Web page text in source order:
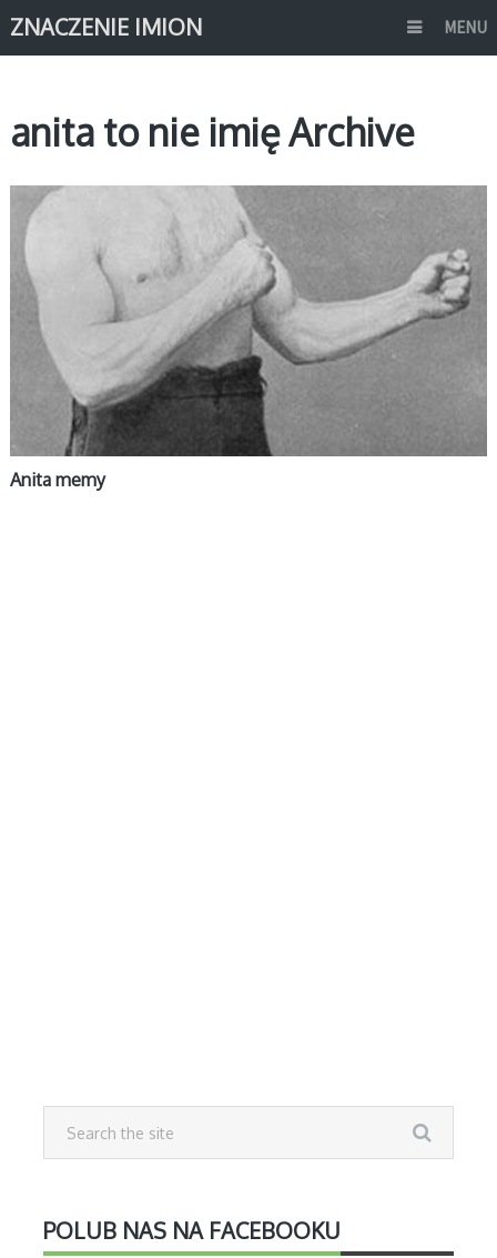
ZNACZENIE IMION MENU
anita to nie imię Archive
MEMY IMIONA
Anita memy
POLUB NAS NA FACEBOOKU